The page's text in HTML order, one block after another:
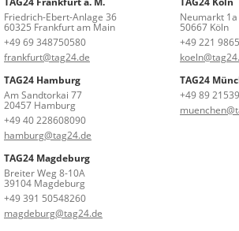
Friedrich-Ebert-Anlage 36
60325 Frankfurt am Main
+49 69 348750580
frankfurt@tag24.de
Neumarkt 1a
50667 Köln
+49 221
TAG24 Hamburg
Am Sandtorkai 77
20457 Hamburg
+49 40 228608090
hamburg@tag24.de
TAG24
+49 89
TAG24 Magdeburg
Breiter Weg 8-10A
39104 Magdeburg
+49 391 50548260
magdeburg@tag24.de